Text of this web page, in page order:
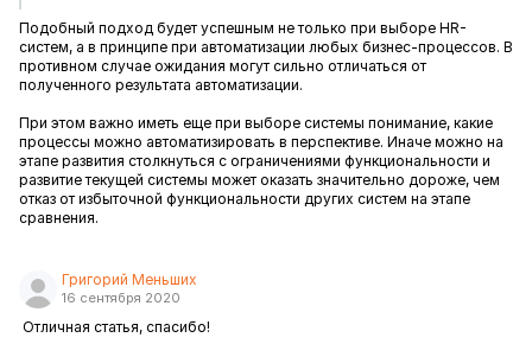
Подобный подход будет успешным не только при выборе HR-
систем, а в принципе при автоматизации любых бизнес-процессов. В
противном случае ожидания могут сильно отличаться от
полученного результата автоматизации.
При этом важно иметь еще при выборе системы понимание, какие
процессы можно автоматизировать в перспективе. Иначе можно на
этапе развития столкнуться с ограничениями функциональности и
развитие текущей системы может оказать значительно дороже, чем
отказ от избыточной функциональности других систем на этапе
сравнения.
Григорий Меньших
16 сентября 2020
Отличная статья, спасибо!